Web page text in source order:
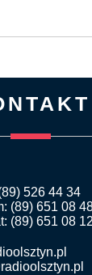
526 44 34
(89) 651 08
(89) 651 08 12